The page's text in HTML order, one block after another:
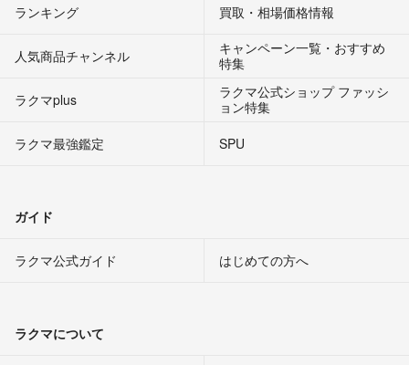
ランキング 買取・相場価格情報
人気商品チャンネル
キャンペーン一覧・おすすめ
特集
ラクマplus
ラクマ公式ショップ ファッシ
ョン特集
ラクマ最強鑑定
SPU
ガイド
ラクマ公式ガイド はじめての方へ
ラクマについて